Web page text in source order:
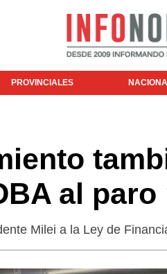
PROVINCIALES
al
Milei a la Ley de